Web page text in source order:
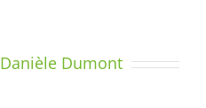
Danièle Dumont